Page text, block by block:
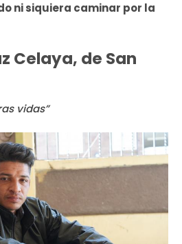
ni siquiera caminar por la
Celaya, de San
vidas”